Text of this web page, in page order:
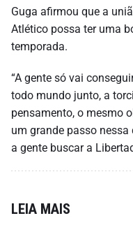
Guga afirmou que a
Atlético possa ter uma
temporada.
“A gente só vai
todo mundo junto, a
pensamento, o mesmo
um grande passo
a gente buscar a
LEIA MAIS